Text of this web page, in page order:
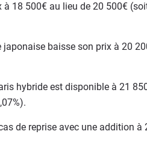
18 500€ au lieu de 20 500€
baisse son prix à 20
hybride est disponible à 21
de reprise avec une addition à